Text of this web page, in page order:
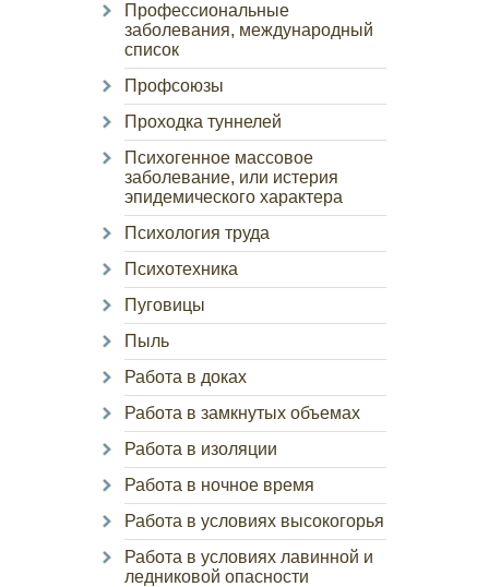
Профессиональные
заболевания, международный
список
Профсоюзы
Проходка туннелей
Психогенное массовое
заболевание, или истерия
эпидемического характера
Психология труда
Психотехника
Пуговицы
Пыль
Работа в доках
Работа в замкнутых объемах
Работа в изоляции
Работа в ночное время
Работа в условиях высокогорья
Работа в условиях лавинной и
ледниковой опасности